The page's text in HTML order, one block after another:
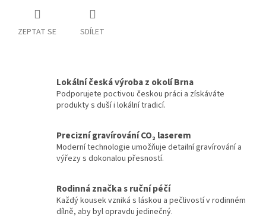
ZEPTAT SE SDÍLET
Lokální česká výroba z okolí Brna
Podporujete poctivou českou práci a získáváte
produkty s duší i lokální tradicí.
Precizní gravírování CO₂ laserem
Moderní technologie umožňuje detailní gravírování a
výřezy s dokonalou přesností.
Rodinná značka s ruční péčí
Každý kousek vzniká s láskou a pečlivostí v rodinném
dílně, aby byl opravdu jedinečný.